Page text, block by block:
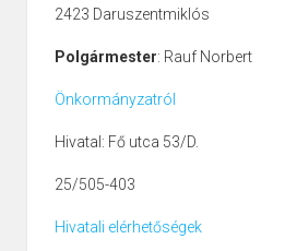
2423 Daruszentmiklós
Polgármester: Rauf Norbert
Önkormányzatról
Hivatal: Fő utca 53/D.
25/505-403
Hivatali elérhetőségek